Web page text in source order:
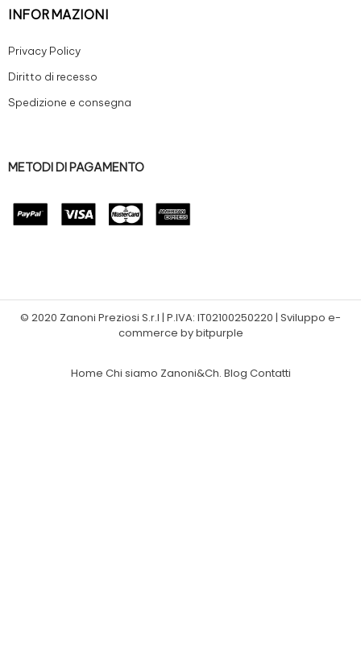
INFORMAZIONI
Privacy Policy
Diritto di recesso
Spedizione e consegna
METODI DI PAGAMENTO
© 2020 Zanoni Preziosi S.r.l | P.IVA: IT02100250220 | Sviluppo e-
commerce by bitpurple
Home Chi siamo Zanoni&Ch. Blog Contatti